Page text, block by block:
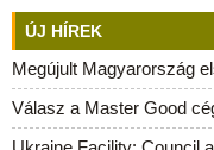
ÚJ HÍREK
Megújult Magyarország
Válasz a Master Good